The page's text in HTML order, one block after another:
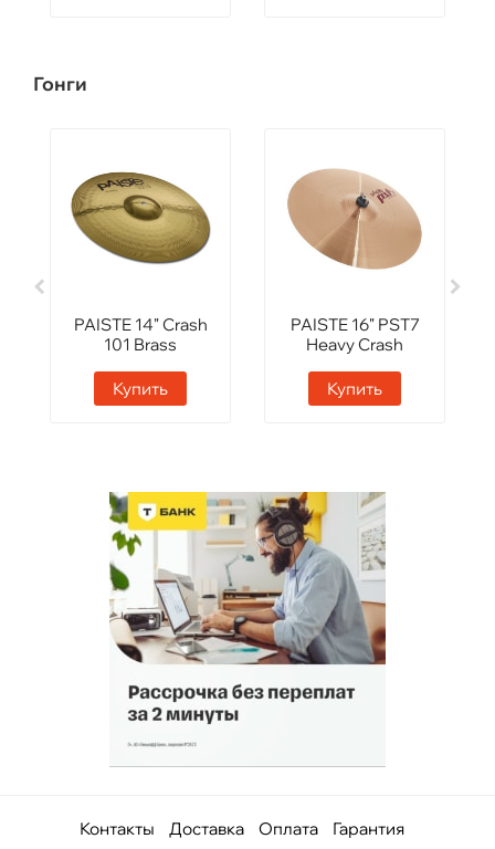
Гонги
PAISTE 14" Crash
101 Brass
Купить
PAISTE 16" PST7
Heavy Crash
Купить
Контакты Доставка Оплата Гарантия